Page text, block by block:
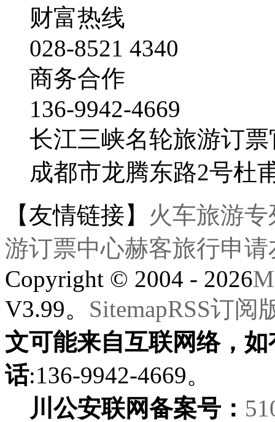
财富热线
028-8521 4340
商务合作
136-9942-4669
长江三峡名轮旅游订
成都市龙腾东路2号杜
【友情链接】 火车旅游专
游订票中心赫客旅行申请
Copyright © 2004 - 2026
V3.99。 SitemapRSS订阅
文可能来自互联网络，
话:136-9942-4669。
川公安联网备案号：